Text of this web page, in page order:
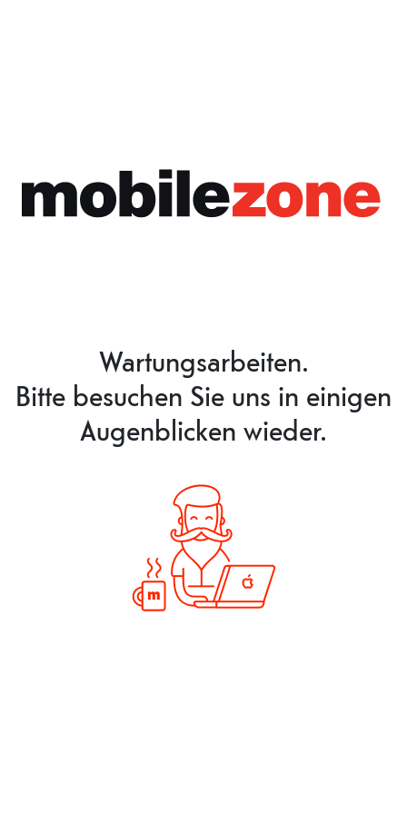
Wartungsarbeiten.
Bitte besuchen Sie uns in einigen
Augenblicken wieder.